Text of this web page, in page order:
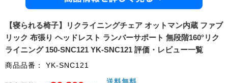
【寝られる椅子】リクライニングチェア オットマン内蔵 ファブ
リック 布張り ヘッドレスト ランバーサポート 無段階160°リク
ライニング 150-SNC121 YK-SNC121 評価・レビュー一覧
商品品番： YK-SNC121